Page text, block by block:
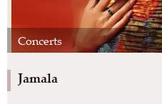
Concerts
Jamala